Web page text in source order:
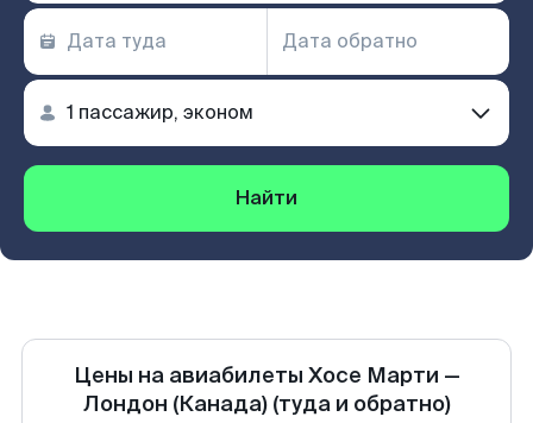
Найти
Цены на авиабилеты Хосе Марти —
Лондон (Канада) (туда и обратно)